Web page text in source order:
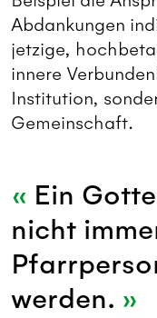
Abdankungen
jetzige,
innere
Institution,
Gemeinschaft.
Ein
nicht
werden.